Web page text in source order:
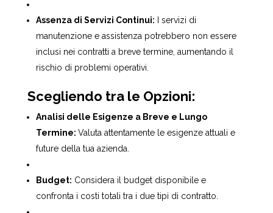
Assenza di Servizi Continui: I servizi di
manutenzione e assistenza potrebbero non essere
inclusi nei contratti a breve termine, aumentando il
rischio di problemi operativi.
Scegliendo tra le Opzioni:
Analisi delle Esigenze a Breve e Lungo
Termine: Valuta attentamente le esigenze attuali e
future della tua azienda.
Budget: Considera il budget disponibile e
confronta i costi totali tra i due tipi di contratto.